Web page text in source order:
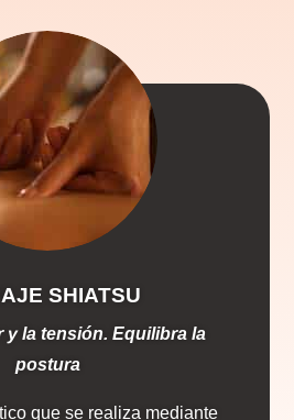
SHIATSU
y la tensión. Equilibra la
postura
que se realiza mediante